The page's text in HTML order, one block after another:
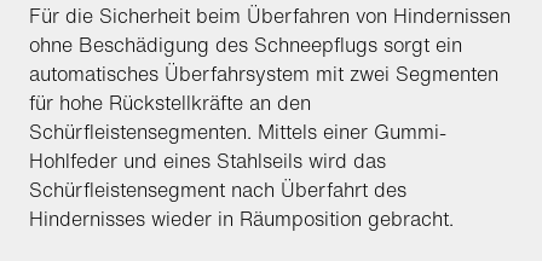
Für die Sicherheit beim Überfahren von Hindernissen
ohne Beschädigung des Schneepflugs sorgt ein
automatisches Überfahrsystem mit zwei Segmenten
für hohe Rückstellkräfte an den
Schürfleistensegmenten. Mittels einer Gummi-
Hohlfeder und eines Stahlseils wird das
Schürfleistensegment nach Überfahrt des
Hindernisses wieder in Räumposition gebracht.